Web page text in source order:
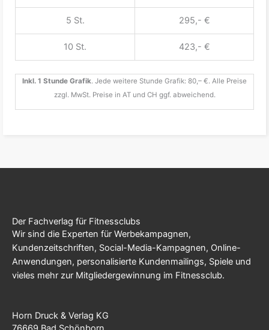
5 St. 295,- €
10 St. 423,- €
Inkl. 1 Stunde Grafik. Jede weitere Stunde Grafik: 80,– €. Alle Preise
zzgl. MwSt. Preise in AT und CH ggf. abweichend.
Der Fachverlag für Fitnessclubs
Wir sind die Experten für Werbekampagnen,
Kundenzeitschriften, Social-Media-Kampagnen, Online-
Anwendungen, personalisierte Kundenmailings, Spiele und
vieles mehr zur Mitgliedergewinnung im Fitnessclub.
Horn Druck & Verlag KG